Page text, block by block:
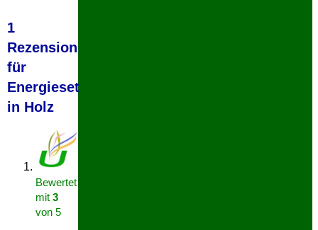
1
Rezension
für
Energieset
in Holz
Bewertet
mit3
von 5